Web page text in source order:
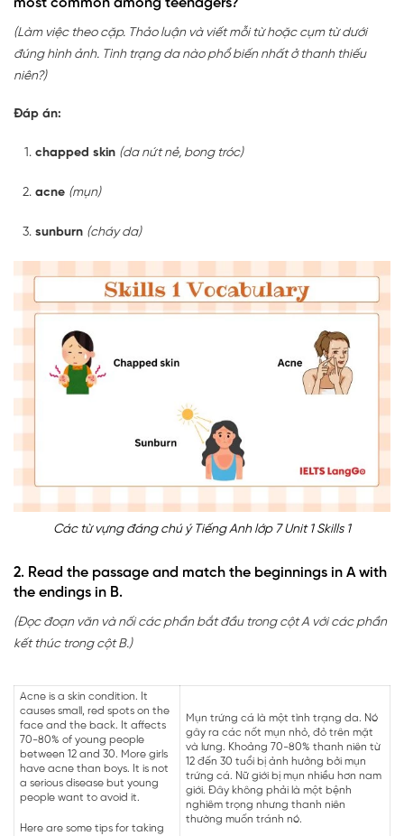
(Làm việc theo cặp. Thảo luận và viết mỗi từ hoặc cụm từ dưới
đúng hình ảnh. Tình trạng da nào phổ biến nhất ở thanh thiếu
niên?)
Đáp án:
chapped skin (da nứt nẻ, bong tróc)
acne (mụn)
sunburn (cháy da)
Các từ vựng đáng chú ý Tiếng Anh lớp 7 Unit 1 Skills 1
2. Read the passage and match the beginnings in A with
the endings in B.
(Đọc đoạn văn và nối các phần bắt đầu trong cột A với các phần
kết thúc trong cột B.)
Acne is a skin condition. It
causes small, red spots on the
face and the back. It affects
70-80% of young people
between 12 and 30. More girls
have acne than boys. It is not
a serious disease but young
people want to avoid it.
Here are some tips for taking
Mụn trứng cá là một tình trạng da. Nó
gây ra các nốt mụn nhỏ, đỏ trên mặt
và lưng. Khoảng 70-80% thanh niên từ
12 đến 30 tuổi bị ảnh hưởng bởi mụn
trứng cá. Nữ giới bị mụn nhiều hơn nam
giới. Đây không phải là một bệnh
nghiêm trọng nhưng thanh niên
thường muốn tránh nó.